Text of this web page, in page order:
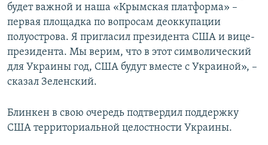
будет важной и наша «Крымская платформа» –
первая площадка по вопросам деоккупации
полуострова. Я пригласил президента США и вице-
президента. Мы верим, что в этот символический
для Украины год, США будут вместе с Украиной», –
сказал Зеленский.
Блинкен в свою очередь подтвердил поддержку
США территориальной целостности Украины.